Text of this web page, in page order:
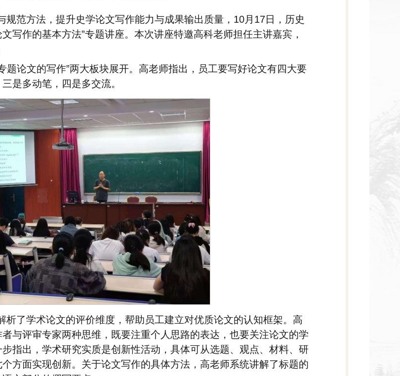
规范方法，提升史学论文写作能力与成果输出质量，10月17日，历史
写作的基本方法”专题讲座。本次讲座特邀高科老师担任主讲嘉宾，
题论文的写作”两大板块展开。高老师指出，员工要写好论文有四大要
是多动笔，四是多交流。
析了学术论文的评价维度，帮助员工建立对优质论文的认知框架。高
与评审专家两种思维，既要注重个人思路的表达，也要关注论文的学
指出，学术研究实质是创新性活动，具体可从选题、观点、材料、研
方面实现创新。关于论文写作的具体方法，高老师系统讲解了标题的